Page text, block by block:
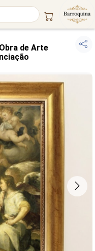
ART
de arte do mundo
a genialidade de
e o requinte inconfundível
emCanvas 100% Algodão
comPigmentação Mineral
GARANTIA ETERNA
de Arte